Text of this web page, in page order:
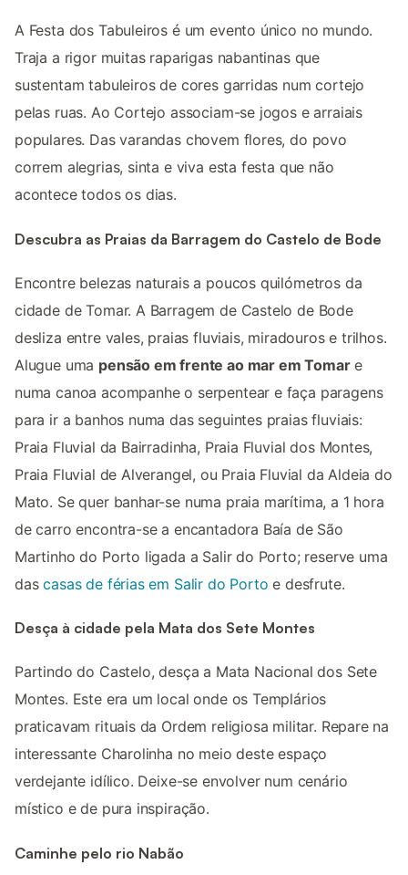
A Festa dos Tabuleiros é um evento único no mundo.
Traja a rigor muitas raparigas nabantinas que
sustentam tabuleiros de cores garridas num cortejo
pelas ruas. Ao Cortejo associam-se jogos e arraiais
populares. Das varandas chovem flores, do povo
correm alegrias, sinta e viva esta festa que não
acontece todos os dias.
Descubra as Praias da Barragem do Castelo de Bode
Encontre belezas naturais a poucos quilómetros da
cidade de Tomar. A Barragem de Castelo de Bode
desliza entre vales, praias fluviais, miradouros e trilhos.
Alugue uma pensão em frente ao mar em Tomare
numa canoa acompanhe o serpentear e faça paragens
para ir a banhos numa das seguintes praias fluviais:
Praia Fluvial da Bairradinha, Praia Fluvial dos Montes,
Praia Fluvial de Alverangel, ou Praia Fluvial da Aldeia do
Mato. Se quer banhar-se numa praia marítima, a 1 hora
de carro encontra-se a encantadora Baía de São
Martinho do Porto ligada a Salir do Porto; reserve uma
dascasas de férias em Salir do Porto e desfrute.
Desça à cidade pela Mata dos Sete Montes
Partindo do Castelo, desça a Mata Nacional dos Sete
Montes. Este era um local onde os Templários
praticavam rituais da Ordem religiosa militar. Repare na
interessante Charolinha no meio deste espaço
verdejante idílico. Deixe-se envolver num cenário
místico e de pura inspiração.
Caminhe pelo rio Nabão